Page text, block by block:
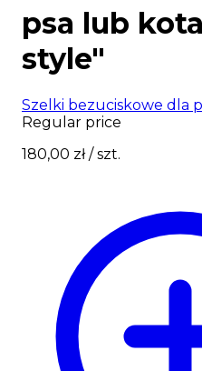
psa lub
style"
Szelki bezuciskowe dla
Regular price
180,00 zł/ szt.